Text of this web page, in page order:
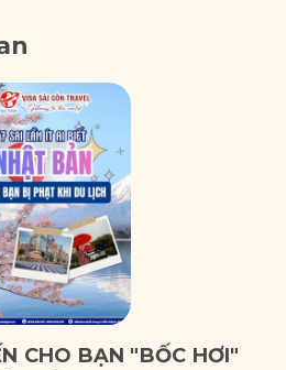
CHO BẠN "BỐC HƠI"